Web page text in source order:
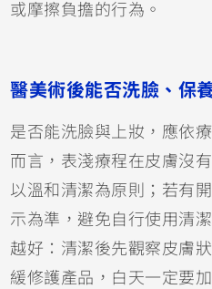
或摩擦負擔的行為。
醫美術後能否洗臉、保
是否能洗臉與上妝，應依
而言，表淺療程在皮膚沒
以溫和清潔為原則；若有
示為準，避免自行使用清
越好：清潔後先觀察皮膚
緩修護產品，白天一定要